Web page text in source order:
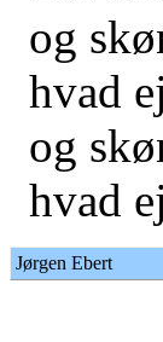
og
hvad
og
hvad
Jørgen Ebert